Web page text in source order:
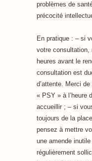
problèmes de
précocité
En pratique : – si
votre consultation,
heures avant le
consultation est
d’attente. Merci
« PSY » à l’heure
accueillir ; – si
toujours de la
pensez à mettre
une amende
régulièrement